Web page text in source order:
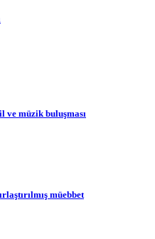
ve müzik buluşması
müebbet